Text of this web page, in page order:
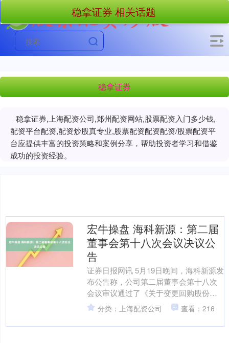
稳拿证券
稳拿证券,上海配资公司,郑州配资网站,股票配资入门多少钱,
配资平台配资,配资炒股真专业,股票配资配资配资/股票配资平
台应提供丰富的投资策略和案例分享，帮助投资者学习和借鉴
成功的投资经验。
稳拿证券 相关话题
宏牛操盘 海科新源：第二届
董事会第十八次会议决议公
告
证券日报网讯 5月19日晚间，海科新源发
布公告称，公司第二届董事会第十八次
会议审议通过了《关于变更回购股份用
途的议案》等多项议案。....
分类：上海配资公司 查看：216